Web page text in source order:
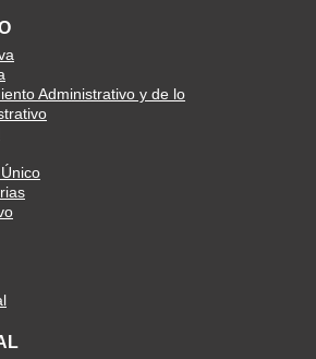
Administrativo y de lo